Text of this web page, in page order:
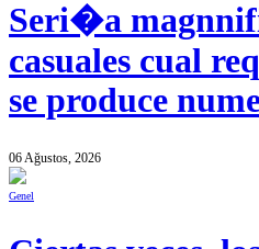
Seri�a
casuales cual
se produce
06 Ağustos, 2026
Genel